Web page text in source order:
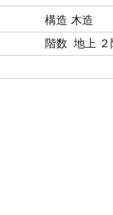
構造 木造
階数 地上 ２